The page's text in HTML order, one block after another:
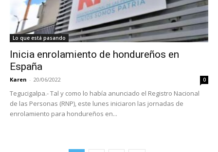
Lo que está pasando
Inicia enrolamiento de hondureños en
España
Karen - 20/06/2022 0
Tegucigalpa.- Tal y como lo había anunciado el Registro Nacional
de las Personas (RNP), este lunes iniciaron las jornadas de
enrolamiento para hondureños en...